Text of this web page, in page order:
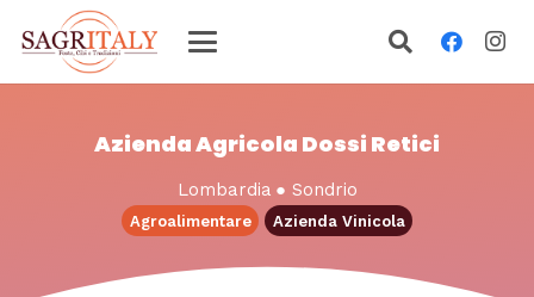
Azienda Agricola Dossi Retici
Lombardia ● Sondrio
Agroalimentare Azienda Vinicola